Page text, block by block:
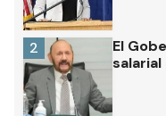
El
salarial
2